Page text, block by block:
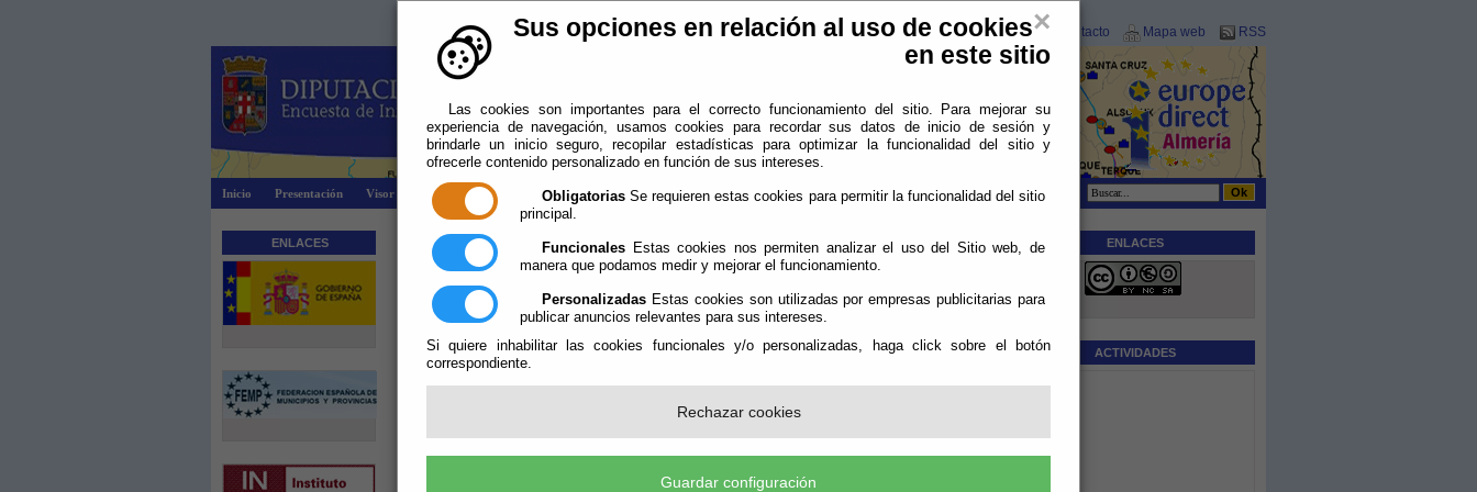
×
Sus opciones en relación al uso de cookies
en este sitio
Las cookies son importantes para el correcto funcionamiento del sitio. Para mejorar su
experiencia de navegación, usamos cookies para recordar sus datos de inicio de sesión y
brindarle un inicio seguro, recopilar estadísticas para optimizar la funcionalidad del sitio y
ofrecerle contenido personalizado en función de sus intereses.
Obligatorias Se requieren estas cookies para permitir la funcionalidad del sitio
principal.
Funcionales Estas cookies nos permiten analizar el uso del Sitio web, de
manera que podamos medir y mejorar el funcionamiento.
Personalizadas Estas cookies son utilizadas por empresas publicitarias para
publicar anuncios relevantes para sus intereses.
Si quiere inhabilitar las cookies funcionales y/o personalizadas, haga click sobre el botón
correspondiente.
Rechazar cookies
Guardar configuración
Contacto Mapa web RSS
Inicio Presentación Visor Dipalsit Explotación EIEL Información
ENLACES Aviso Legal
La información suministrada a través de este sitio web se encuentra protegida por la
legislación sobre propiedad intelectual.
Los derechos de propiedad intelectual del contenido de este sitio Web pertenecen al
Ayuntamiento de ..., y en su caso a laDiputación Provincial de Almería, al tiempo que
su diseño gráfico y los códigos que contiene.
obras, a no ser que sea de uso personal y privado, constituye una infracción de los derechos
de propiedad intelectual de estas entidades. Igualmente todas las marcas o signos
distintivos de cualquier clase contenidos en el portal están protegidos por la ley. La
perjuicios ocasionados en los derechos de propiedad intelectual e industrial de sus titulares,
ENLACES
ACTIVIDADES